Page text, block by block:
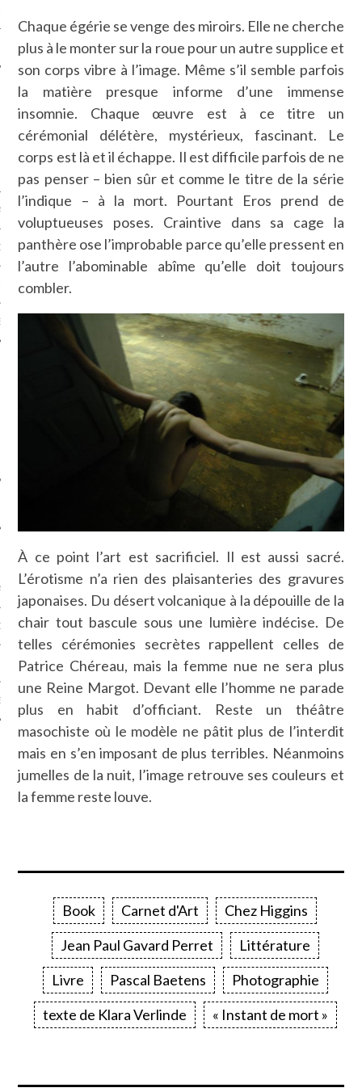
CARAVELLE
PODCAST
CARAVELLE
CARAVELLE
PODCAST
Chaque égérie se venge des miroirs. Elle ne cherche
plus à le monter sur la roue pour un autre supplice et
son corps vibre à l’image. Même s’il semble parfois
la matière presque informe d’une immense
insomnie. Chaque œuvre est à ce titre un
cérémonial délétère, mystérieux, fascinant. Le
corps est là et il échappe. Il est difficile parfois de ne
pas penser – bien sûr et comme le titre de la série
l’indique – à la mort. Pourtant Eros prend de
voluptueuses poses. Craintive dans sa cage la
panthère ose l’improbable parce qu’elle pressent en
l’autre l’abominable abîme qu’elle doit toujours
combler.
À ce point l’art est sacrificiel. Il est aussi sacré.
L’érotisme n’a rien des plaisanteries des gravures
japonaises. Du désert volcanique à la dépouille de la
chair tout bascule sous une lumière indécise. De
telles cérémonies secrètes rappellent celles de
Patrice Chéreau, mais la femme nue ne sera plus
une Reine Margot. Devant elle l’homme ne parade
plus en habit d’officiant. Reste un théâtre
masochiste où le modèle ne pâtit plus de l’interdit
mais en s’en imposant de plus terribles. Néanmoins
jumelles de la nuit, l’image retrouve ses couleurs et
la femme reste louve.
Book Carnet d'Art
Chez Higgins
Jean Paul Gavard Perret
Littérature
Livre
Pascal Baetens
Photographie
texte de Klara Verlinde
« Instant de mort »